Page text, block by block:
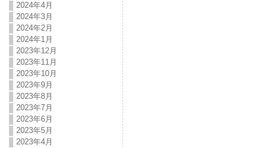
2024年4月
2024年3月
2024年2月
2024年1月
2023年12月
2023年11月
2023年10月
2023年9月
2023年8月
2023年7月
2023年6月
2023年5月
2023年4月